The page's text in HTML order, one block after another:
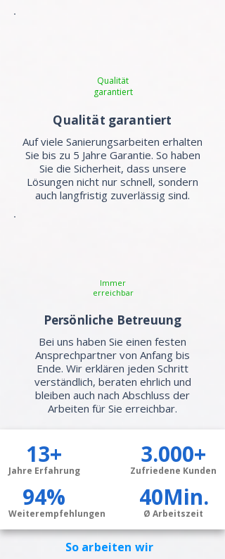
Qualität
garantiert
Qualität garantiert
Auf viele Sanierungsarbeiten erhalten
Sie bis zu 5 Jahre Garantie. So haben
Sie die Sicherheit, dass unsere
Lösungen nicht nur schnell, sondern
auch langfristig zuverlässig sind.
Immer
erreichbar
Persönliche Betreuung
Bei uns haben Sie einen festen
Ansprechpartner von Anfang bis
Ende. Wir erklären jeden Schritt
verständlich, beraten ehrlich und
bleiben auch nach Abschluss der
Arbeiten für Sie erreichbar.
13+
Jahre Erfahrung
94%
Weiterempfehlungen
3.000+
Zufriedene Kunden
40Min.
Ø Arbeitszeit
So arbeiten wir